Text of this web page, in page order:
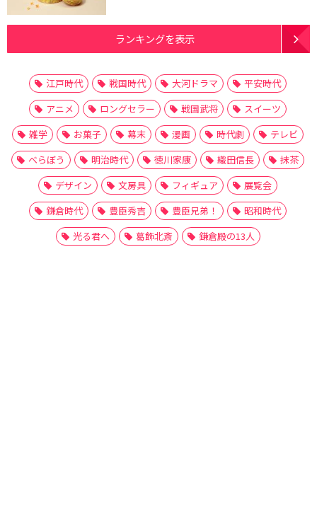
ランキングを表示
江戸時代 戦国時代 大河ドラマ
平安時代
アニメ
ロングセラー 戦国武将
スイーツ
雑学
お菓子 幕末 漫画 時代劇
テレビ
べらぼう
明治時代 徳川家康 織田信長
抹茶
デザイン
文房具 フィギュア
展覧会
鎌倉時代
豊臣秀吉 豊臣兄弟！
昭和時代
光る君へ
葛飾北斎 鎌倉殿の13人